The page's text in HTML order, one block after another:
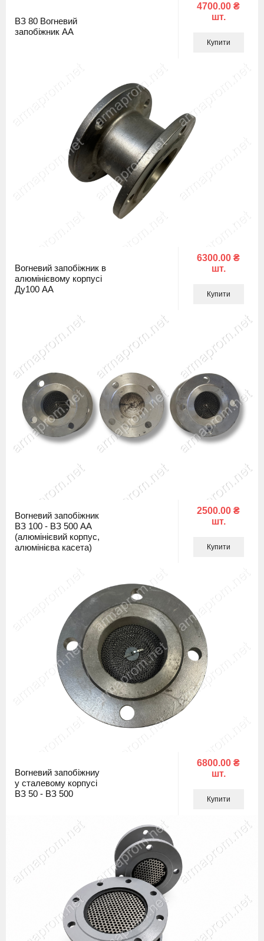
ВЗ 80 Вогневий
запобіжник АА
4700.00 ₴
шт.
Купити
Вогневий запобіжник в
алюмінієвому корпусі
Ду100 АА
6300.00 ₴
шт.
Купити
Вогневий запобіжник
ВЗ 100 - ВЗ 500 АА
(алюмінієвий корпус,
алюмінієва касета)
2500.00 ₴
шт.
Купити
Вогневий запобіжниу
у сталевому корпусі
ВЗ 50 - ВЗ 500
6800.00 ₴
шт.
Купити